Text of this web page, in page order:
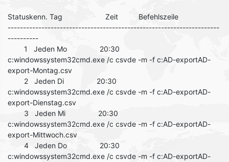
Statuskenn. Tag Zeit Befehlszeile
---------------------------------------------------------------------
----------
1 Jeden Mo 20:30
c:windowssystem32cmd.exe /c csvde -m -f c:AD-exportAD-
export-Montag.csv
2 Jeden Di 20:30
c:windowssystem32cmd.exe /c csvde -m -f c:AD-exportAD-
export-Dienstag.csv
3 Jeden Mi 20:30
c:windowssystem32cmd.exe /c csvde -m -f c:AD-exportAD-
export-Mittwoch.csv
4 Jeden Do 20:30
c:windowssystem32cmd.exe /c csvde -m -f c:AD-exportAD-